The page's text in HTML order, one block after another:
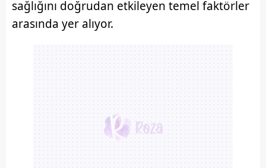
sağlığını doğrudan etkileyen temel faktörler
arasında yer alıyor.